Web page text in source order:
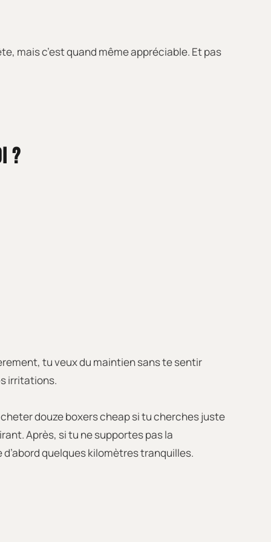
mais c’est quand même appréciable. Et pas
?
tu veux du maintien sans te sentir
irritations.
douze boxers cheap si tu cherches juste
Après, si tu ne supportes pas la
quelques kilomètres tranquilles.